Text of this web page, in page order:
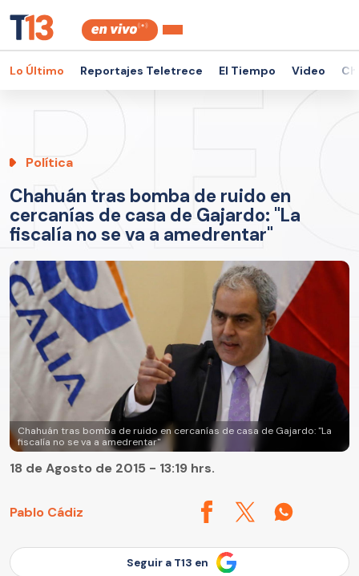
Lo Último Reportajes Teletrece El Tiempo Video
Política
Chahuán tras bomba de ruido en
cercanías de casa de Gajardo: "La
fiscalía no se va a amedrentar"
Chahuán tras bomba de ruido en cercanías de casa de Gajardo: "La
fiscalía no se va a amedrentar"
Pablo Cádiz
18 de Agosto de 2015 - 13:19 hrs.
Seguir a T13 en